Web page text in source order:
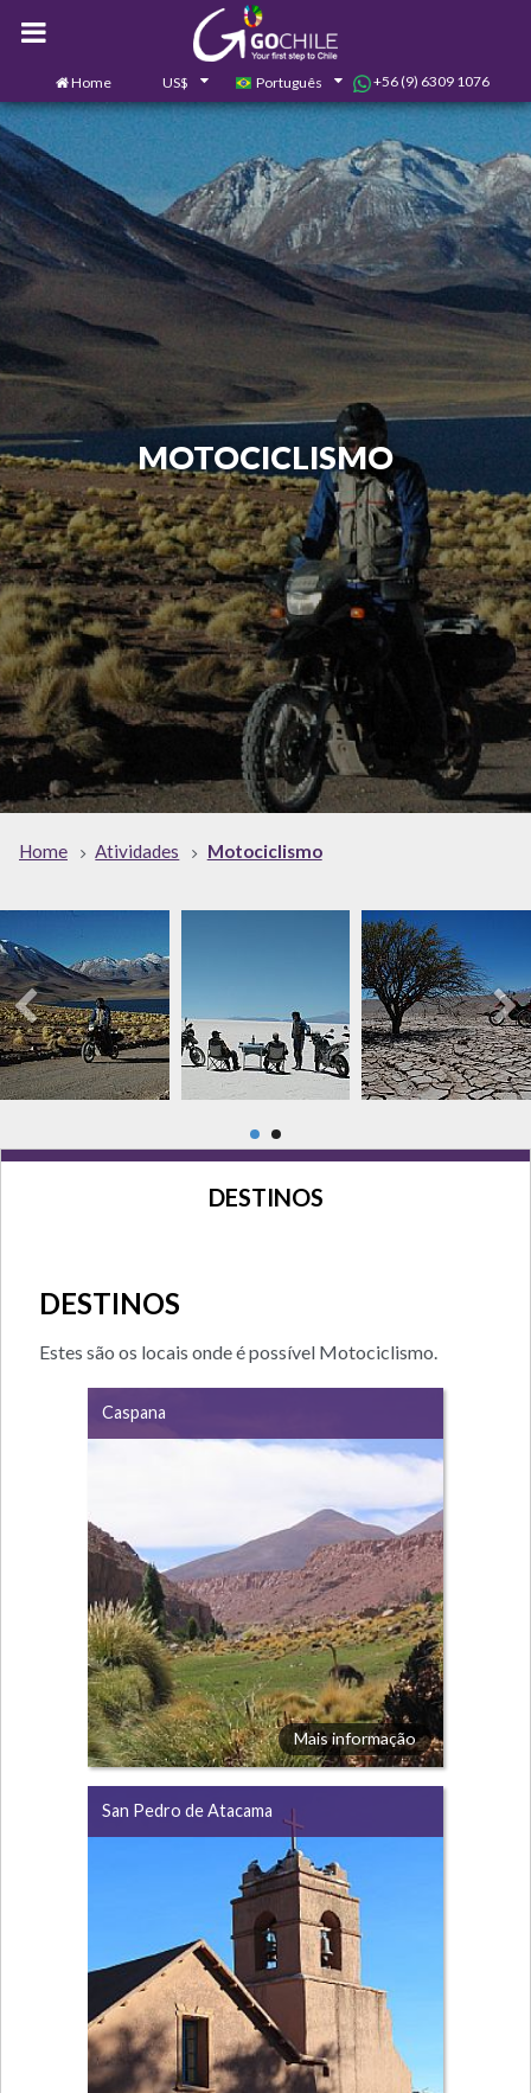
Home US$ Português +56 (9) 6309 1076
MOTOCICLISMO
Home Atividades Motociclismo
DESTINOS
DESTINOS
Estes são os locais onde é possível Motociclismo.
Caspana
Mais informação
San Pedro de Atacama